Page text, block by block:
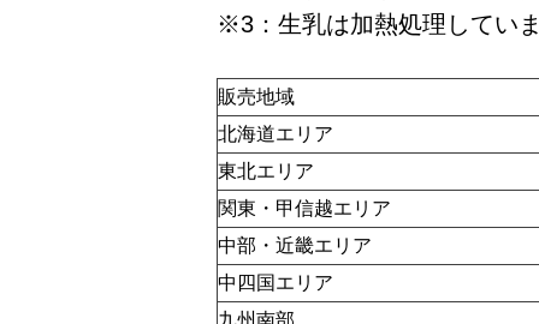
※3：生乳は加熱処理してい
販売地域
北海道エリア
東北エリア
関東・甲信越エリア
中部・近畿エリア
中四国エリア
九州南部